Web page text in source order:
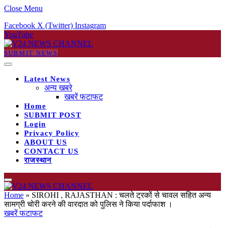
Close Menu
Facebook X (Twitter) Instagram
YouTube
SUBMIT NEWS
Latest News
अन्य खबरे
खबरें फटाफट
Home
SUBMIT POST
Login
Privacy Policy
ABOUT US
CONTACT US
राजस्थान
Home » SIROHI , RAJASTHAN : चलते ट्रकों से चावल सहित अन्य
सामग्री चोरी करने की वारदात को पुलिस ने किया पर्दाफाश ।
खबरें फटाफट